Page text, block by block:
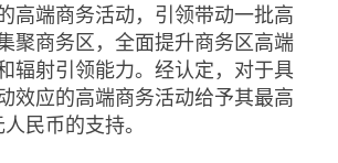
高端商务活动，引领带动一批高
聚商务区，全面提升商务区高端
辐射引领能力。经认定，对于具
效应的高端商务活动给予其最高
民币的支持。